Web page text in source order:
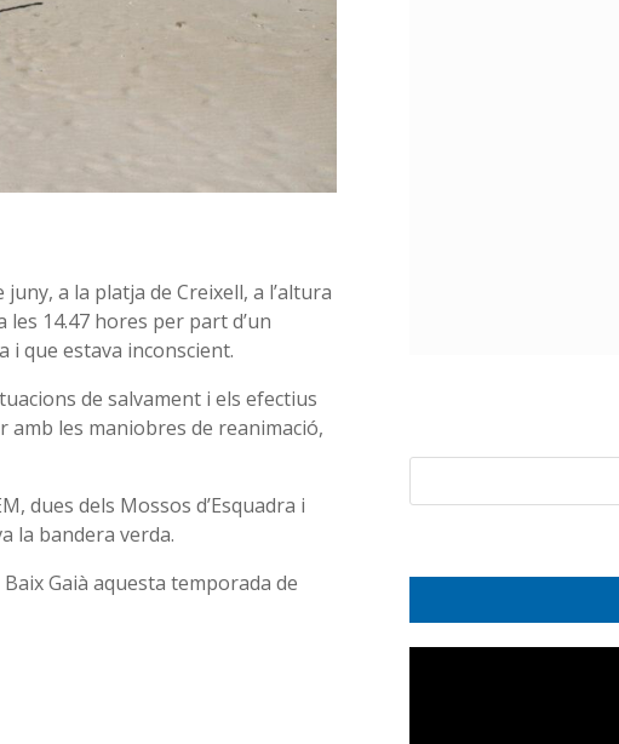
a la platja de Creixell, a l’altura
les 14.47 hores per part d’un
i que estava inconscient.
de salvament i els efectius
amb les maniobres de reanimació,
dues dels Mossos d’Esquadra i
la bandera verda.
Gaià aquesta temporada de